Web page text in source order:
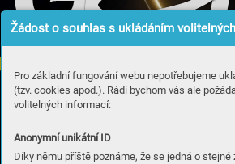
Žádost o souhlas s ukládáním
Pro základní fungování webu nepotřebujeme
(tzv. cookies apod.). Rádi bychom vás ale
volitelných informací:
Anonymní unikátní ID
Díky němu příště poznáme, že se jedná o stejné
IRSKO
Plácněte se přes kapsu